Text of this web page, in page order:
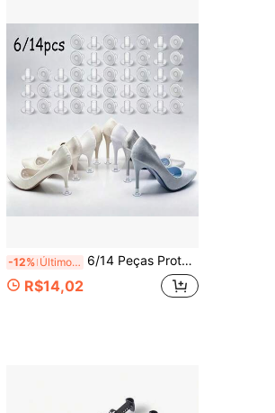
-12% Últimos 3 dias 6/14 Peças Protetores de Salto Alto de Silicone e Almofadas Absorvedoras de Choque, 3 Tamanhos Disponíveis, Adequado para Casamentos e Atividades ao Ar Livre, Evita que Saltos Altos Afundem na Grama e Cascalho, Protetores de Salto
R$14,02